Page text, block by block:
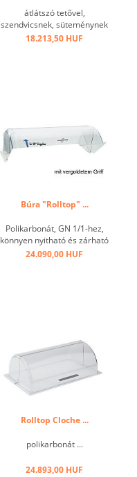
átlátszó tetővel,
szendvicsnek, süteménynek
...
18.213,50 HUF
Búra "Rolltop" ...
Polikarbonát, GN 1/1-hez,
könnyen nyitható és zárható
90°-ban, aranyozott csillag
24.090,00 HUF
Rolltop Cloche ...
polikarbonát ...
24.893,00 HUF